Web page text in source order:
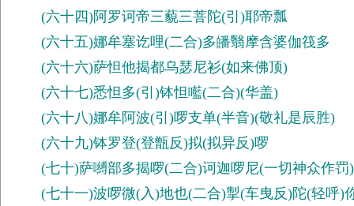
(六十四)阿罗诃帝三藐三菩陀(引)耶帝瓢
(六十五)娜牟塞讫哩(二合)多皤翳摩含婆伽筏多
(六十六)萨怛他揭都乌瑟尼衫(如来佛顶)
(六十七)悉怛多(引)钵怛㘕(二合)(华盖)
(六十八)娜牟阿波(引)啰支单(半音)(敬礼是辰胜)
(六十九)钵罗登(登甑反)拟(拟异反)啰
(七十)萨嚩部多揭啰(二合)诃迦啰尼(一切神众作罚)
(七十一)波啰微(入)地也(二合)掣(车曳反)陀(轻呼)